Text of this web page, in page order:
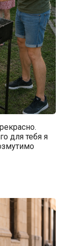
для тебя я